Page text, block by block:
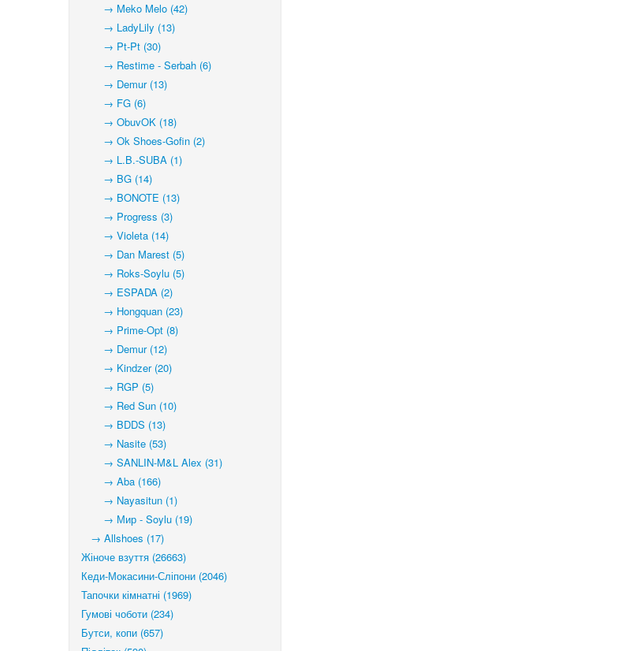
→ Meko Melo (42)
→ LadyLily (13)
→ Pt-Pt (30)
→ Restime - Serbah (6)
→ Demur (13)
→ FG (6)
→ ObuvOK (18)
→ Ok Shoes-Gofin (2)
→ L.B.-SUBA (1)
→ BG (14)
→ BONOTE (13)
→ Progress (3)
→ Violeta (14)
→ Dan Marest (5)
→ Roks-Soylu (5)
→ ESPADA (2)
→ Hongquan (23)
→ Prime-Opt (8)
→ Demur (12)
→ Kindzer (20)
→ RGP (5)
→ Red Sun (10)
→ BDDS (13)
→ Nasite (53)
→ SANLIN-M&L Alex (31)
→ Aba (166)
→ Nayasitun (1)
→ Мир - Soylu (19)
→ Allshoes (17)
Жіноче взуття (26663)
Кеди-Мокасини-Сліпони (2046)
Тапочки кімнатні (1969)
Гумові чоботи (234)
Бутси, копи (657)